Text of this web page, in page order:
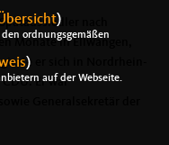
nach
Monate in Ellwangen,
er sich in Nordrhein-
Er war
)
ordnungsgemäßen
)
auf der Webseite.